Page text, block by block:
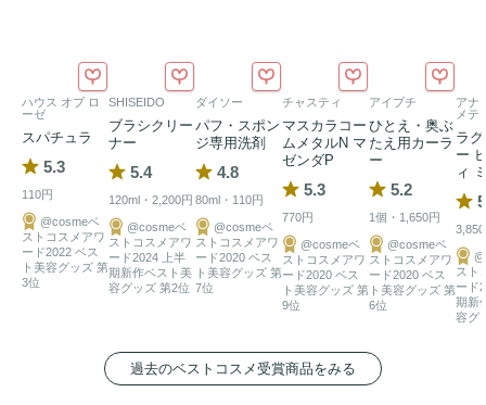
ハウス オブ ロ
ーゼ
スパチュラ
5.3
110円
@cosmeベ
ストコスメアワ
ード2022 ベス
ト美容グッズ 第
3位
SHISEIDO
ブラシクリー
ナー
5.4
120ml・2,200円
@cosmeベ
ストコスメアワ
ード2024 上半
期新作ベスト美
容グッズ 第2位
ダイソー
パフ・スポン
ジ専用洗剤
4.8
80ml・110円
@cosmeベ
ストコスメアワ
ード2020 ベス
ト美容グッズ 第
7位
チャスティ
マスカラコー
ムメタルN マ
ゼンダP
5.3
770円
@cosmeベ
ストコスメアワ
ード2020 ベス
ト美容グッズ 第
9位
アイプチ
ひとえ・奥ぶ
たえ用カーラ
ー
5.2
1個・1,650円
@cosmeベ
ストコスメアワ
ード2020 ベス
ト美容グッズ 第
6位
アナ
メテ
ラ
ー
ィ
スト
ード
期新
容グ
過去のベストコスメ受賞商品をみる